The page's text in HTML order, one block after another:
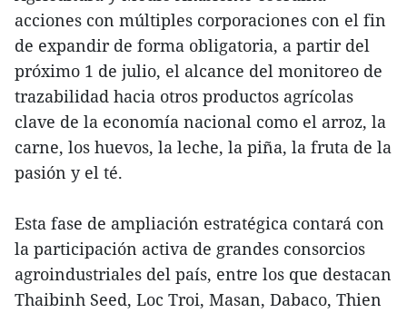
acciones con múltiples corporaciones con el fin
de expandir de forma obligatoria, a partir del
próximo 1 de julio, el alcance del monitoreo de
trazabilidad hacia otros productos agrícolas
clave de la economía nacional como el arroz, la
carne, los huevos, la leche, la piña, la fruta de la
pasión y el té.
Esta fase de ampliación estratégica contará con
la participación activa de grandes consorcios
agroindustriales del país, entre los que destacan
Thaibinh Seed, Loc Troi, Masan, Dabaco, Thien